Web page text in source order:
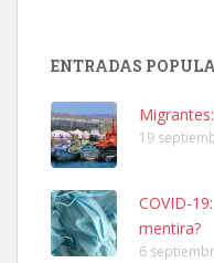
Leales.org » Gran Canaria
ENTRADAS
19
COVID-
mentira?
6